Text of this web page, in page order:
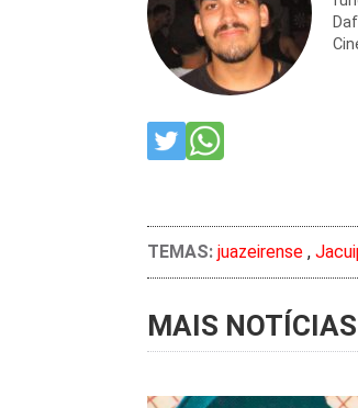
TEMAS: juazeirense ,
MAIS NOTÍCIAS